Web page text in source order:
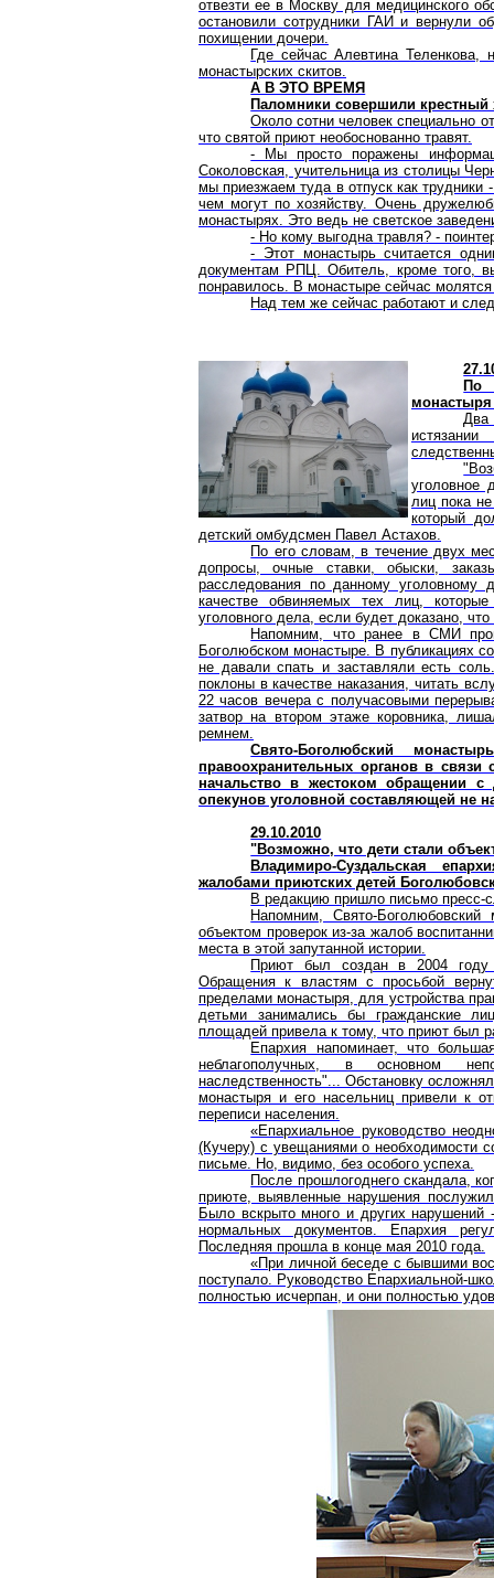
отвезти ее в Москву для медицинского
остановили сотрудники ГАИ и вернули
похищении дочери.
Где сейчас Алевтина Теленкова,
монастырских скитов.
А В ЭТО ВРЕМЯ
Паломники совершили крестный
Около сотни человек специально
что святой приют необоснованно травят.
- Мы просто поражены
Соколовская, учительница из столицы
мы приезжаем туда в отпуск как
чем могут по хозяйству. Очень
монастырях. Это ведь не светское
- Но кому выгодна травля? -
- Этот монастырь считается
документам РПЦ. Обитель, кроме того,
понравилось. В монастыре сейчас
Над тем же сейчас работают и
По
монастыря
Два
уголовное
лиц пока
который
детский омбудсмен Павел Астахов.
По его словам, в течение двух
допросы, очные ставки, обыски,
расследования по данному уголовному
качестве обвиняемых тех лиц,
уголовного дела, если будет доказано,
Напомним, что ранее в СМИ
Боголюбском монастыре. В публикациях
не давали спать и заставляли есть
поклоны в качестве наказания, читать
22 часов вечера с получасовыми
затвор на втором этаже коровника,
ремнем.
Свято-Боголюбский
правоохранительных органов в
начальство в жестоком обращении с
опекунов уголовной составляющей не
29.10.2010
"Возможно, что дети стали
Владимиро-Суздальская
жалобами приютских детей
В редакцию пришло письмо пресс-
Напомним, Свято-
объектом проверок из-за жалоб
места в этой запутанной истории.
Приют был создан в 2004
Обращения к властям с просьбой
пределами монастыря, для устройства
детьми занимались бы гражданские
площадей привела к тому, что приют был
Епархия напоминает, что
неблагополучных, в основном
наследственность"... Обстановку
монастыря и его насельниц привели к
переписи населения.
«Епархиальное руководство
(Кучеру) с увещаниями о необходимости
письме. Но, видимо, без особого успеха.
После прошлогоднего скандала,
приюте, выявленные нарушения
Было вскрыто много и других нарушений
нормальных документов. Епархия
Последняя прошла в конце мая 2010 года.
«При личной беседе с бывшими
поступало. Руководство Епархиальной-
полностью исчерпан, и они полностью